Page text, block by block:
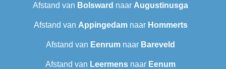
Afstand van Bolsward‎ naar Augustinusga
Afstand van Appingedamnaar Hommerts
Afstand van Eenrum naar Bareveld
Afstand van Leermens naar Eenum